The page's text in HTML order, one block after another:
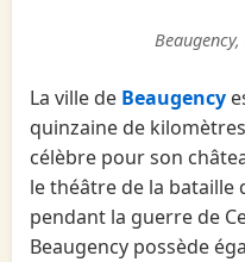
La ville de Beaugency
quinzaine de
célèbre pour son
le théâtre de la bataille
pendant la guerre de
Beaugency possède